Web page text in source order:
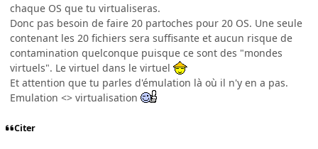
chaque OS que tu virtualiseras.
Donc pas besoin de faire 20 partoches pour 20 OS. Une seule
contenant les 20 fichiers sera suffisante et aucun risque de
contamination quelconque puisque ce sont des "mondes
virtuels". Le virtuel dans le virtuel
Et attention que tu parles d'émulation là où il n'y en a pas.
Emulation <> virtualisation
Citer